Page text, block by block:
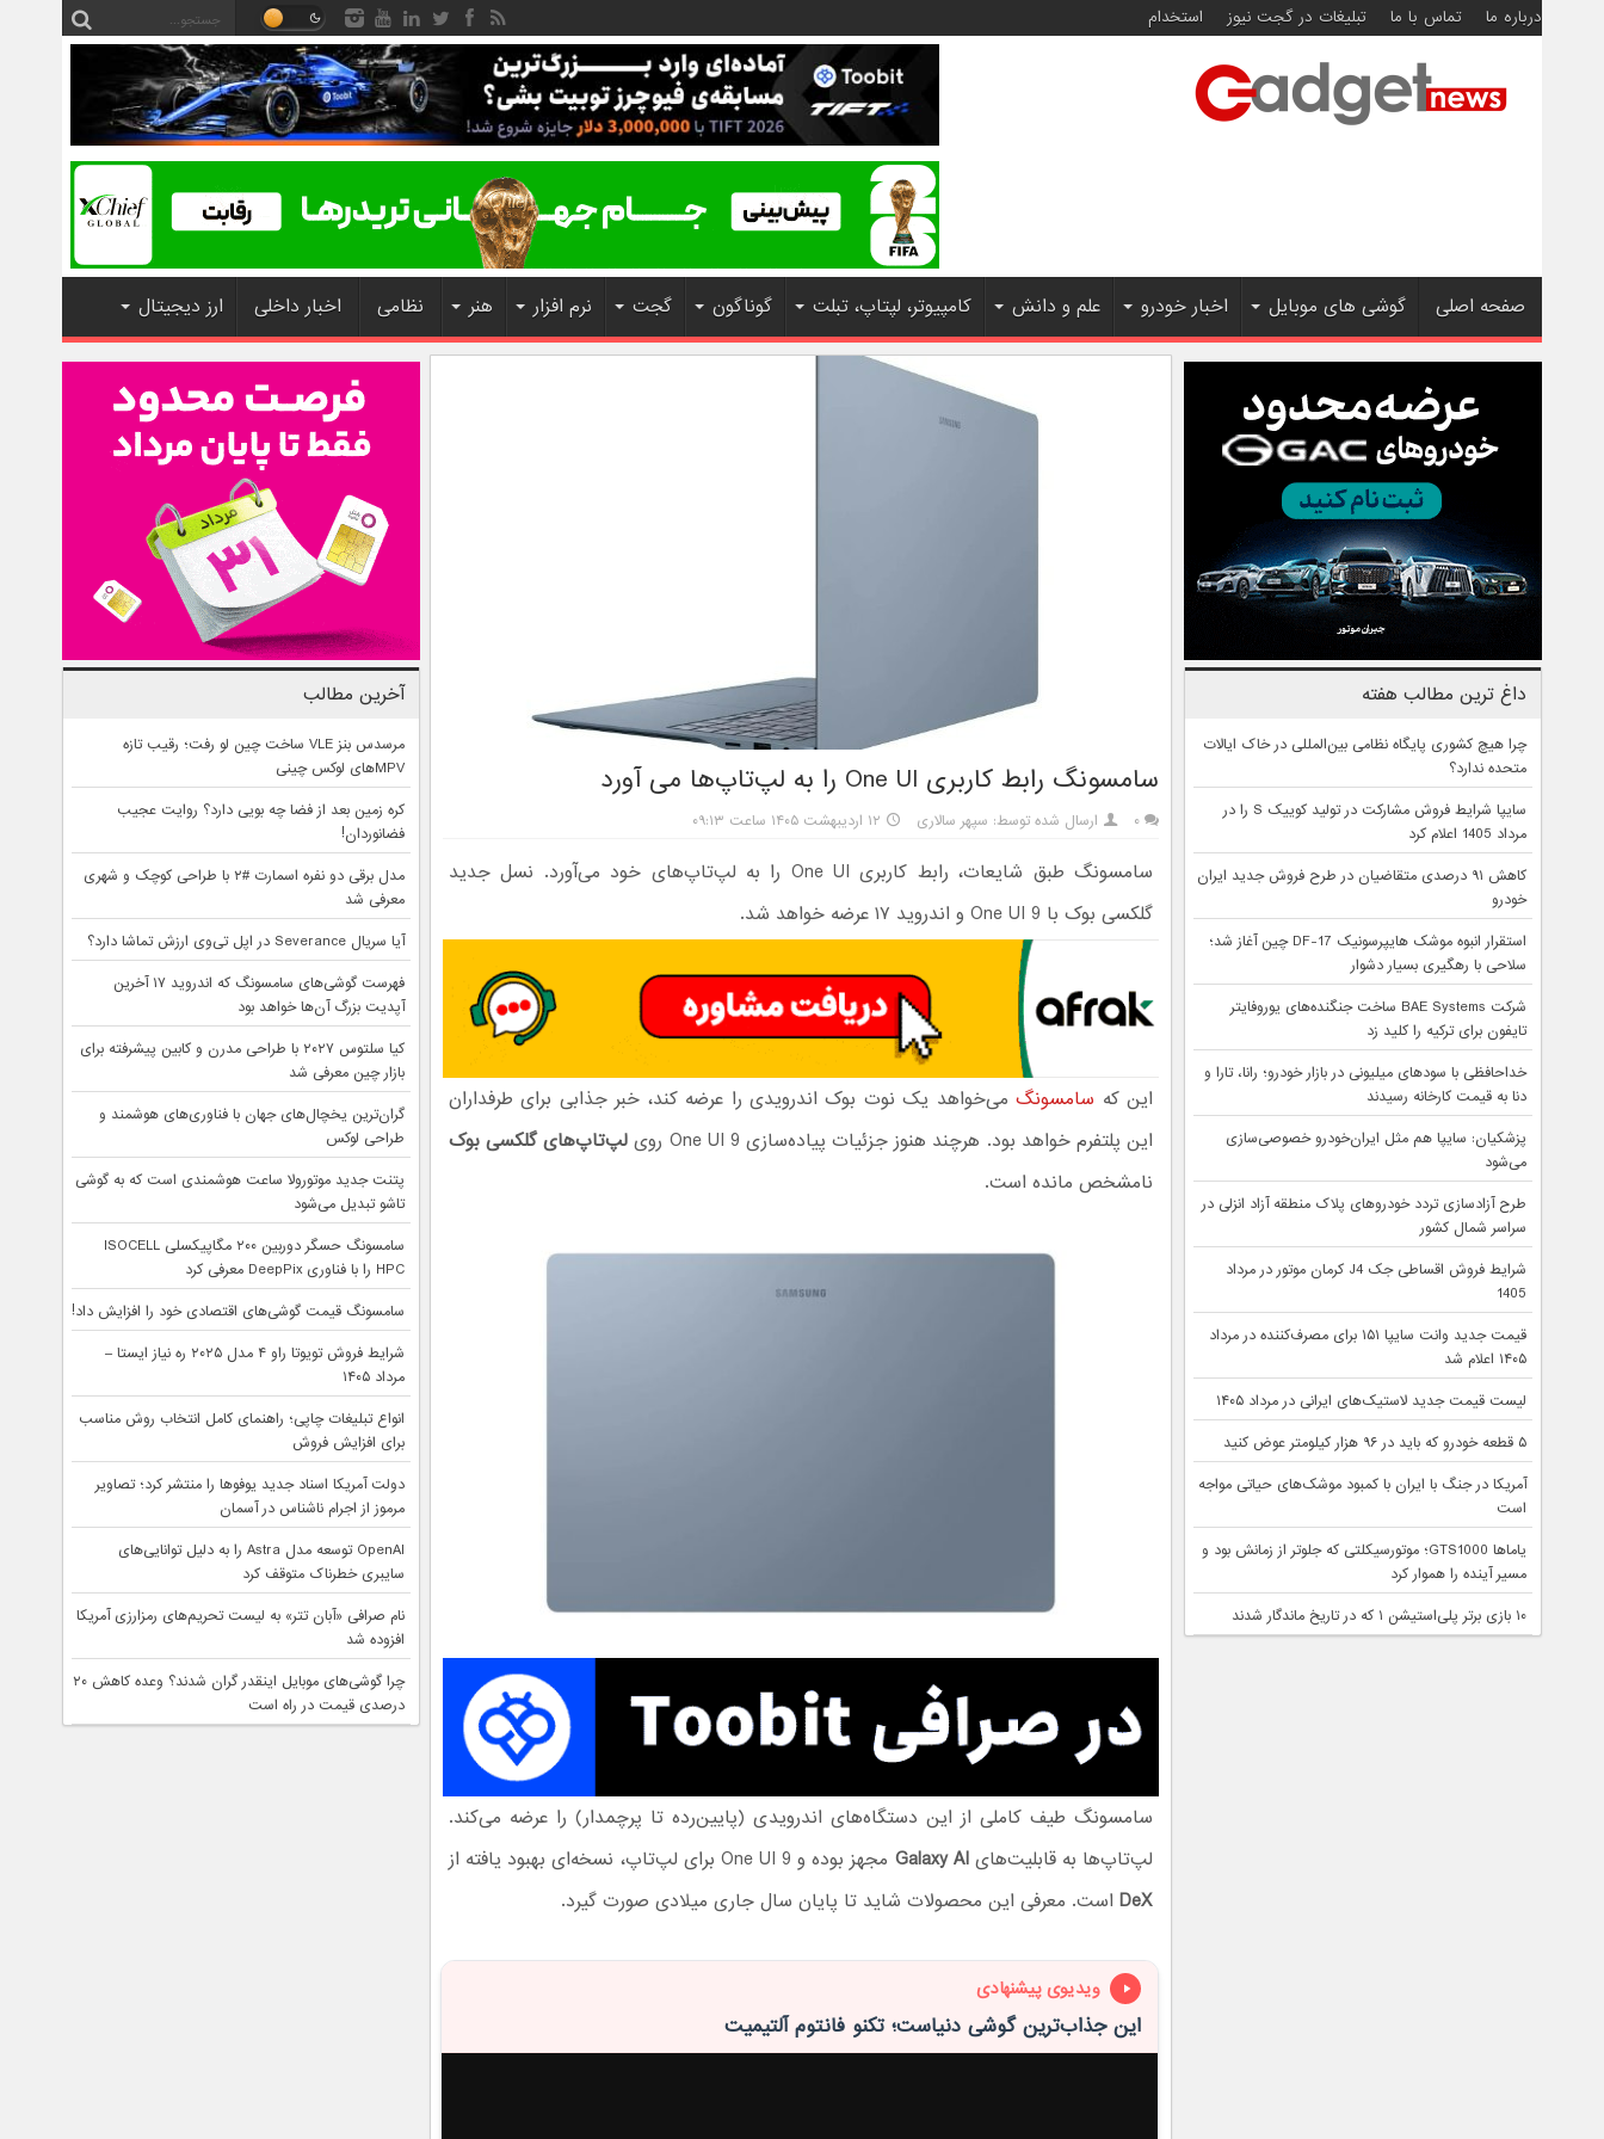
درباره ما تماس با ما تبلیغات در گجت نیوز استخدام
صفحه اصلی گوشی های موبایل اخبار خودرو علم و دانش کامپیوتر، لپتاپ، تبلت گوناگون گجت نرم افزار هنر نظامی اخبار داخلی ارز دیجیتال
سامسونگ رابط کاربری One UI را به لپ‌تاپ‌ها می آورد
۰ ارسال شده توسط: سپهر سالاری ۱۲ اردیبهشت ۱۴۰۵ ساعت ۰۹:۱۳
سامسونگ طبق شایعات، رابط کاربری One UI را به لپ‌تاپ‌های خود می‌آورد. نسل جدید
گلکسی بوک با One UI 9 و اندروید ۱۷ عرضه خواهد شد.
این که سامسونگمی‌خواهد یک نوت بوک اندرویدی را عرضه کند، خبر جذابی برای طرفداران
این پلتفرم خواهد بود. هرچند هنوز جزئیات پیاده‌سازی One UI 9 روی
لپ‌تاپ‌های گلکسی بوک
نامشخص مانده است.
سامسونگ طیف کاملی از این دستگاه‌های اندرویدی (پایین‌رده تا پرچمدار) را عرضه می‌کند.
لپ‌تاپ‌ها به قابلیت‌هایGalaxy AI مجهز بوده و One UI 9 برای لپ‌تاپ، نسخه‌ای بهبود یافته از
DeX است. معرفی این محصولات شاید تا پایان سال جاری میلادی صورت گیرد.
ویدیوی پیشنهادی
این جذاب‌ترین گوشی دنیاست؛ تکنو فانتوم آلتیمیت
داغ ترین مطالب هفته
چرا هیچ کشوری پایگاه نظامی بین‌المللی در خاک ایالات
متحده ندارد؟
سایپا شرایط فروش مشارکت در تولید کوییک S را در
مرداد 1405 اعلام کرد
کاهش ۹۱ درصدی متقاضیان در طرح فروش جدید ایران
خودرو
استقرار انبوه موشک هایپرسونیک DF-17 چین آغاز شد؛
سلاحی با رهگیری بسیار دشوار
شرکت BAE Systems ساخت جنگنده‌های یوروفایتر
تایفون برای ترکیه را کلید زد
خداحافظی با سودهای میلیونی در بازار خودرو؛ رانا، تارا و
دنا به قیمت کارخانه رسیدند
پزشکیان: سایپا هم مثل ایران‌خودرو خصوصی‌سازی
می‌شود
طرح آزادسازی تردد خودروهای پلاک منطقه آزاد انزلی در
سراسر شمال کشور
شرایط فروش اقساطی جک J4 کرمان موتور در مرداد
1405
قیمت جدید وانت سایپا ۱۵۱ برای مصرف‌کننده در مرداد
۱۴۰۵ اعلام شد
لیست قیمت جدید لاستیک‌های ایرانی در مرداد ۱۴۰۵
۵ قطعه خودرو که باید در ۹۶ هزار کیلومتر عوض کنید
آمریکا در جنگ با ایران با کمبود موشک‌های حیاتی مواجه
است
یاماها GTS1000؛ موتورسیکلتی که جلوتر از زمانش بود و
مسیر آینده را هموار کرد
۱۰ بازی برتر پلی‌استیشن ۱ که در تاریخ ماندگار شدند
آخرین مطالب
مرسدس بنز VLE ساخت چین لو رفت؛ رقیب تازه
MPVهای لوکس چینی
کره زمین بعد از فضا چه بویی دارد؟ روایت عجیب
فضانوردان!
مدل برقی دو نفره اسمارت #۲ با طراحی کوچک و شهری
معرفی شد
آیا سریال Severance در اپل تی‌وی ارزش تماشا دارد؟
فهرست گوشی‌های سامسونگ که اندروید ۱۷ آخرین
آپدیت بزرگ آن‌ها خواهد بود
کیا سلتوس ۲۰۲۷ با طراحی مدرن و کابین پیشرفته برای
بازار چین معرفی شد
گران‌ترین یخچال‌های جهان با فناوری‌های هوشمند و
طراحی لوکس
پتنت جدید موتورولا ساعت هوشمندی است که به گوشی
تاشو تبدیل می‌شود
سامسونگ حسگر دوربین ۲۰۰ مگاپیکسلی ISOCELL
HPC را با فناوری DeepPix معرفی کرد
سامسونگ قیمت گوشی‌های اقتصادی خود را افزایش داد!
شرایط فروش تویوتا راو ۴ مدل ۲۰۲۵ ره نیاز ایستا –
مرداد ۱۴۰۵
انواع تبلیغات چاپی؛ راهنمای کامل انتخاب روش مناسب
برای افزایش فروش
دولت آمریکا اسناد جدید یوفوها را منتشر کرد؛ تصاویر
مرموز از اجرام ناشناس در آسمان
OpenAI توسعه مدل Astra را به دلیل توانایی‌های
سایبری خطرناک متوقف کرد
نام صرافی «آبان‌ تتر» به لیست تحریم‌های رمزارزی آمریکا
افزوده شد
چرا گوشی‌های موبایل اینقدر گران شدند؟ وعده کاهش ۲۰
درصدی قیمت در راه است